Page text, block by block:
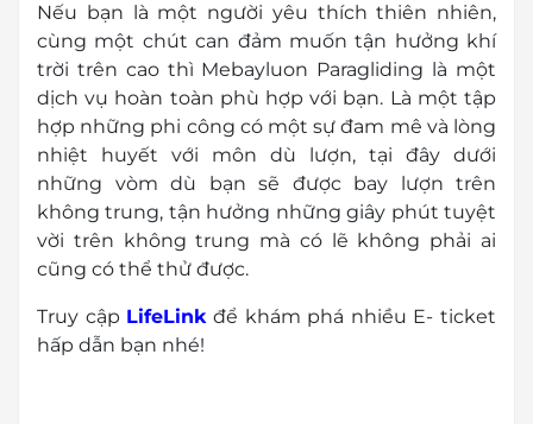
Nếu bạn là một người yêu thích thiên nhiên,
cùng một chút can đảm muốn tận hưởng khí
trời trên cao thì Mebayluon Paragliding là một
dịch vụ hoàn toàn phù hợp với bạn. Là một tập
hợp những phi công có một sự đam mê và lòng
nhiệt huyết với môn dù lượn, tại đây dưới
những vòm dù bạn sẽ được bay lượn trên
không trung, tận hưởng những giây phút tuyệt
vời trên không trung mà có lẽ không phải ai
cũng có thể thử được.
Truy cập LifeLinkđể khám phá nhiều E- ticket
hấp dẫn bạn nhé!